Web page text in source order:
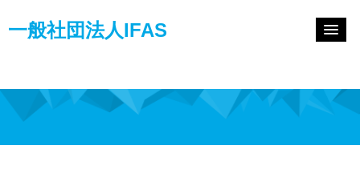
一般社団法人IFAS
お知らせ
フォルケホイスコーレとは